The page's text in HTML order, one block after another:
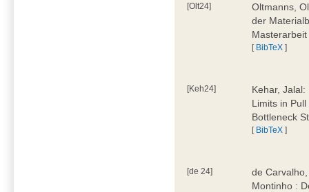
[Olt24]
Oltmanns,
der
[ BibTeX ]
[Keh24]
Kehar,
Limits in
Bottleneck
[ BibTeX ]
[de 24]
de
Montinho :